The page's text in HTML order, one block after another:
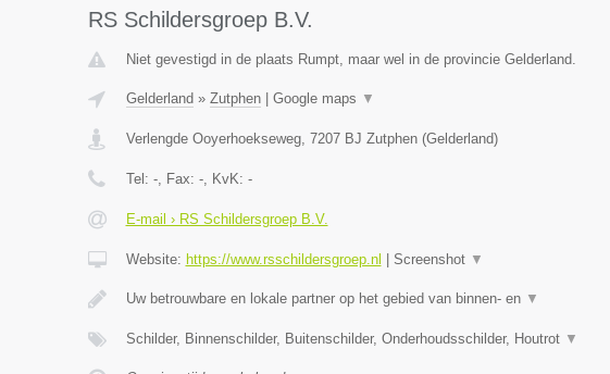
RS Schildersgroep B.V.
Niet gevestigd in de plaats Rumpt, maar wel in de provincie Gelderland.
Gelderland » Zutphen| Google maps ▼
Verlengde Ooyerhoekseweg, 7207 BJ Zutphen(Gelderland)
Tel: -, Fax: -, KvK: -
E-mail › RS Schildersgroep B.V.
Website: https://www.rsschildersgroep.nl Screenshot ▼
Uw betrouwbare en lokale partner op het gebied van binnen- en ▼
Schilder, Binnenschilder, Buitenschilder, Onderhoudsschilder, Houtrot ▼